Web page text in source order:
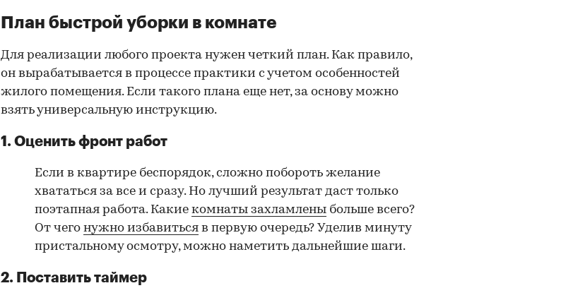
План быстрой уборки в комнате
Для реализации любого проекта нужен четкий план. Как правило,
он вырабатывается в процессе практики с учетом особенностей
жилого помещения. Если такого плана еще нет,за основу можно
взять универсальную инструкцию.
1. Оценить фронт работ
Если в квартире беспорядок, сложно побороть желание
хвататься за все и сразу. Но лучший результат даст только
поэтапная работа. Какие комнаты захламлены больше всего?
От чего нужно избавиться в первую очередь? Уделив минуту
пристальному осмотру, можно наметить дальнейшие шаги.
2. Поставить таймер